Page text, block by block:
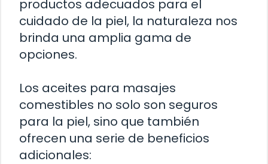
productos adecuados para el
cuidado de la piel, la naturaleza nos
brinda una amplia gama de
opciones.
Los aceites para masajes
comestibles no solo son seguros
para la piel, sino que también
ofrecen una serie de beneficios
adicionales: